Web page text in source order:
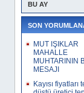
BU AY
SON
MUT IŞIKLAR
MAHALLE
MUHTARININ
MESAJI
Kayısı fiyatları